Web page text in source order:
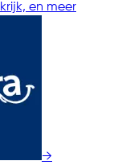
en meer
→